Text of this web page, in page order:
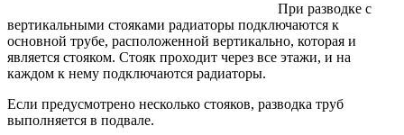
При разводке с
вертикальными стояками радиаторы подключаются к
основной трубе, расположенной вертикально, которая и
является стояком. Стояк проходит через все этажи, и на
каждом к нему подключаются радиаторы.
Если предусмотрено несколько стояков, разводка труб
выполняется в подвале.